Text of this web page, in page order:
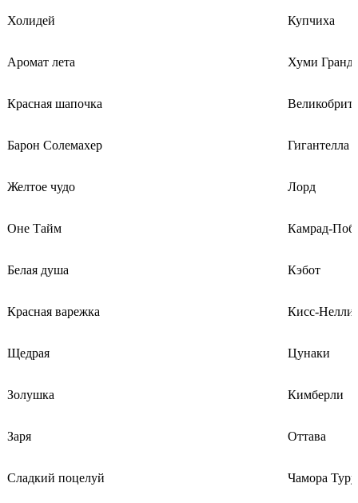
Холидей Купчиха
Аромат лета Хуми Гранде
Красная шапочка
Барон Солемахер Гигантелла
Желтое чудо Лорд
Оне Тайм Камрад-
Белая душа Кэбот
Красная варежка Кисс-
Щедрая Цунаки
Золушка Кимберли
Заря Оттава
Сладкий поцелуй Чамора